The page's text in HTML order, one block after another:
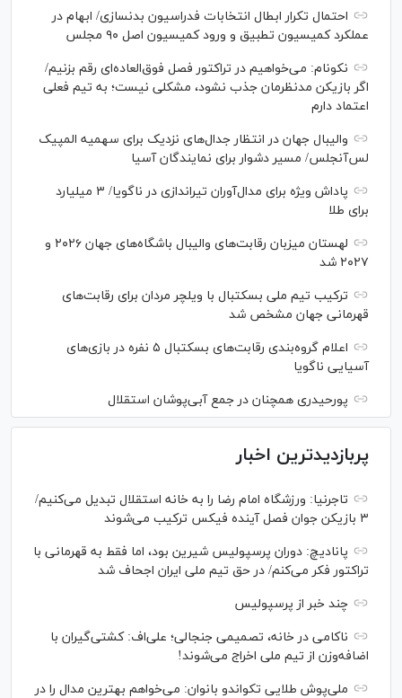
احتمال تکرار ابطال انتخابات فدراسیون بدنسازی/ ابهام در
عملکرد کمیسیون تطبیق و ورود کمیسیون اصل ۹۰ مجلس
نکونام: می‌خواهیم در تراکتور فصل فوق‌العاده‌ای رقم بزنیم/
اگر بازیکن مدنظرمان جذب نشود، مشکلی نیست؛ به تیم فعلی
اعتماد دارم
والیبال جهان در انتظار جدال‌های نزدیک برای سهمیه المپیک
لس‌آنجلس/ مسیر دشوار برای نمایندگان آسیا
پاداش ویژه برای مدال‌آوران تیراندازی در ناگویا/ ۳ میلیارد
برای طلا
لهستان میزبان رقابت‌های والیبال باشگاه‌های جهان ۲۰۲۶ و
۲۰۲۷ شد
ترکیب تیم ملی بسکتبال با ویلچر مردان برای رقابت‌های
قهرمانی جهان مشخص شد
اعلام گروه‌بندی رقابت‌های بسکتبال ۵ نفره در بازی‌های
آسیایی ناگویا
پورحیدری همچنان در جمع آبی‌پوشان استقلال
پربازدیدترین اخبار
تاجرنیا: ورزشگاه امام رضا را به خانه استقلال تبدیل می‌کنیم/
۳ بازیکن جوان فصل آینده فیکس ترکیب می‌شوند
پانادیچ: دوران پرسپولیس شیرین بود، اما فقط به قهرمانی با
تراکتور فکر می‌کنم/ در حق تیم ملی ایران اجحاف شد
چند خبر از پرسپولیس
ناکامی در خانه، تصمیمی جنجالی؛ علی‌اف: کشتی‌گیران با
اضافه‌وزن از تیم ملی اخراج می‌شوند!
ملی‌پوش‌ طلایی تکواندو بانوان: می‌خواهم بهترین مدال را در